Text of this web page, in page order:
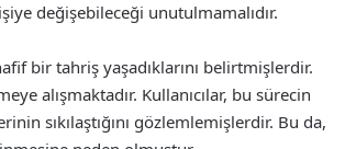
değişebileceği unutulmamalıdır.
bir tahriş yaşadıklarını belirtmişlerdir.
alışmaktadır. Kullanıcılar, bu sürecin
sıkılaştığını gözlemlemişlerdir. Bu da,